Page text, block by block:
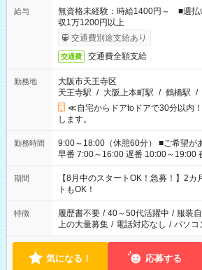
給与
無資格未経験：時給1400円～ ■週
収1万1200円以上
交通費別途支給あり
交通費 交通費全額支給
勤務地
大阪市天王寺区
天王寺駅 / 大阪上本町駅 / 鶴橋駅 /
≪自宅からドアtoドアで30分以内
します。
勤務時間
9:00～18:00（休憩60分） ■ご希望があれば下記シフトもOK！
早番 7:00～16:00 遅番 10:00～19:00 夜勤
と休みを合わせたい」 「余裕を持っ
「できれば残業はしたくない」 など
ね。 ※Wワーク希望の方へ 今ご覧のお仕事で希望する勤務時間
と、もう1つのお仕事の勤務時間。
合は応募できません。
期間
【8月中のスタートOK！急募！】2
トもOK！
特徴 履歴書不要 / 40～50代活躍中 / 服装
上の大量募集 / 電話対応なし / パソコ
気になる！ 応募する